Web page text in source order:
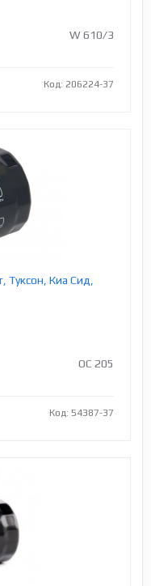
W 610/3
Код: 206224-37
Киа Сид,
OC 205
Код: 54387-37